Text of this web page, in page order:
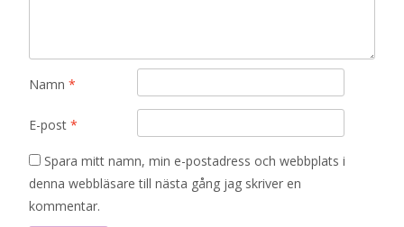
Namn *
E-post *
Spara mitt namn, min e-postadress och webbplats i
denna webbläsare till nästa gång jag skriver en
kommentar.